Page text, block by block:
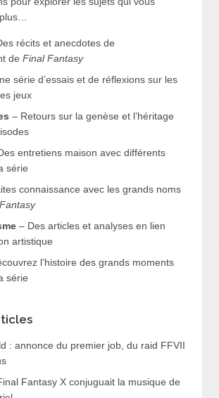
récits et anecdotes de
de Final Fantasy
série d’essais et de réflexions sur les
jeux
– Retours sur la genèse et l’héritage
entretiens maison avec différents
série
connaissance avec les grands noms
– Des articles et analyses en lien
artistique
l’histoire des grands moments
série
: annonce du premier job, du raid FFVII
Fantasy X conjuguait la musique de